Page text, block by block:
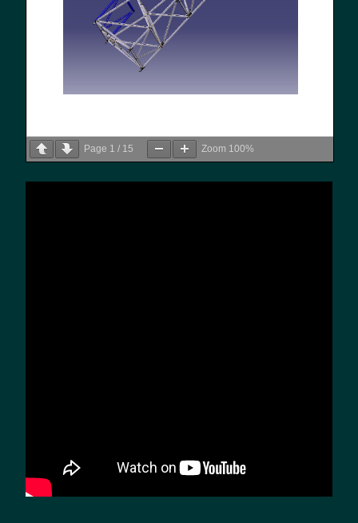
Page 1 / 15 Zoom 100%